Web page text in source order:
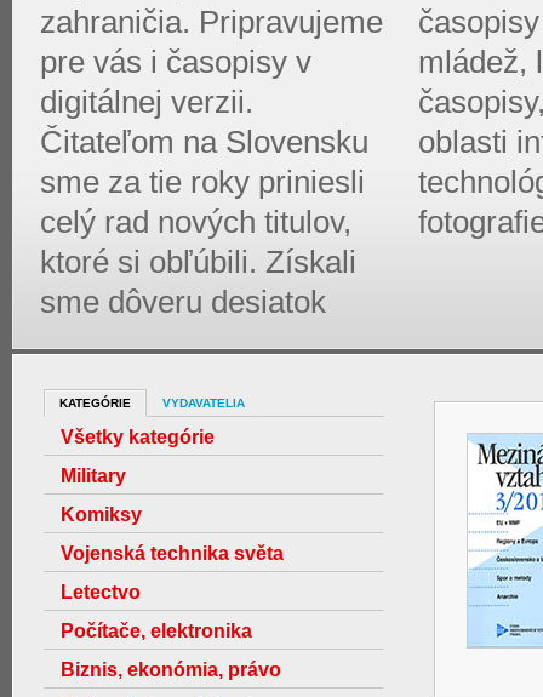
zahraničia. Pripravujeme
pre vás i časopisy v
digitálnej verzii.
Čitateľom na Slovensku
sme za tie roky priniesli
celý rad nových titulov,
ktoré si obľúbili. Získali
sme dôveru desiatok
mládež,
oblasti
KATEGÓRIE VYDAVATELIA
Všetky kategórie
Military
Komiksy
Vojenská technika světa
Letectvo
Počítače, elektronika
Biznis, ekonómia, právo